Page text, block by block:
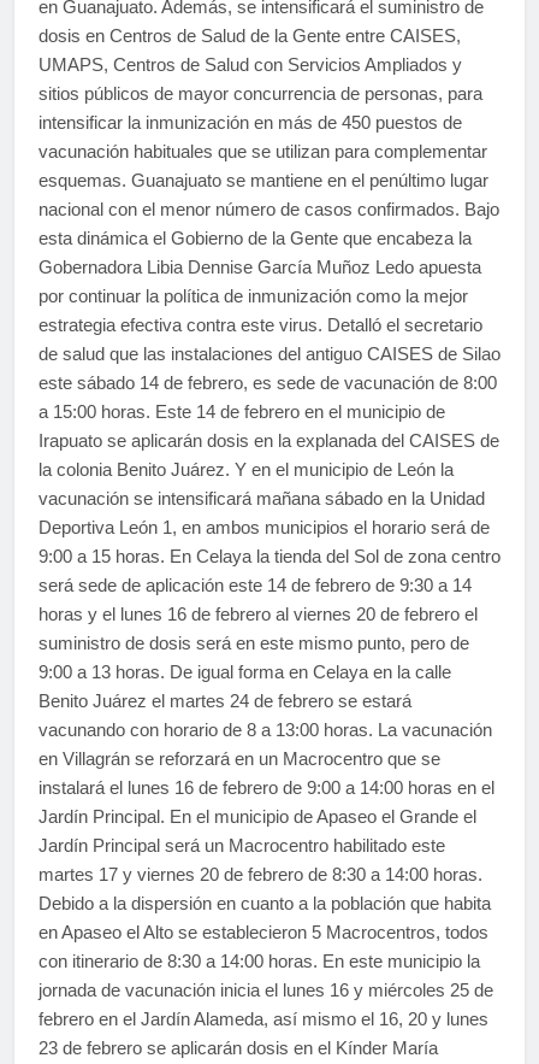
en Guanajuato. Además, se intensificará el suministro de
dosis en Centros de Salud de la Gente entre CAISES,
UMAPS, Centros de Salud con Servicios Ampliados y
sitios públicos de mayor concurrencia de personas, para
intensificar la inmunización en más de 450 puestos de
vacunación habituales que se utilizan para complementar
esquemas. Guanajuato se mantiene en el penúltimo lugar
nacional con el menor número de casos confirmados. Bajo
esta dinámica el Gobierno de la Gente que encabeza la
Gobernadora Libia Dennise García Muñoz Ledo apuesta
por continuar la política de inmunización como la mejor
estrategia efectiva contra este virus. Detalló el secretario
de salud que las instalaciones del antiguo CAISES de Silao
este sábado 14 de febrero, es sede de vacunación de 8:00
a 15:00 horas. Este 14 de febrero en el municipio de
Irapuato se aplicarán dosis en la explanada del CAISES de
la colonia Benito Juárez. Y en el municipio de León la
vacunación se intensificará mañana sábado en la Unidad
Deportiva León 1, en ambos municipios el horario será de
9:00 a 15 horas. En Celaya la tienda del Sol de zona centro
será sede de aplicación este 14 de febrero de 9:30 a 14
horas y el lunes 16 de febrero al viernes 20 de febrero el
suministro de dosis será en este mismo punto, pero de
9:00 a 13 horas. De igual forma en Celaya en la calle
Benito Juárez el martes 24 de febrero se estará
vacunando con horario de 8 a 13:00 horas. La vacunación
en Villagrán se reforzará en un Macrocentro que se
instalará el lunes 16 de febrero de 9:00 a 14:00 horas en el
Jardín Principal. En el municipio de Apaseo el Grande el
Jardín Principal será un Macrocentro habilitado este
martes 17 y viernes 20 de febrero de 8:30 a 14:00 horas.
Debido a la dispersión en cuanto a la población que habita
en Apaseo el Alto se establecieron 5 Macrocentros, todos
con itinerario de 8:30 a 14:00 horas. En este municipio la
jornada de vacunación inicia el lunes 16 y miércoles 25 de
febrero en el Jardín Alameda, así mismo el 16, 20 y lunes
23 de febrero se aplicarán dosis en el Kínder María